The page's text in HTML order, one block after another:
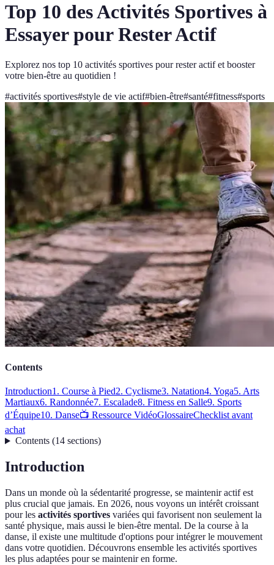
Top 10 des Activités Sportives à
Essayer pour Rester Actif
Explorez nos top 10 activités sportives pour rester actif et booster
votre bien-être au quotidien !
#activités sportives#style de vie actif#bien-être#santé#fitness#sports
Contents
Introduction1. Course à Pied2. Cyclisme3. Natation4. Yoga5. Arts
Martiaux6. Randonnée7. Escalade8. Fitness en Salle9. Sports
d’Équipe10. Danse📺 Ressource VidéoGlossaireChecklist avant
achat
Contents(14 sections)
Introduction
Dans un monde où la sédentarité progresse, se maintenir actif est
plus crucial que jamais. En 2026, nous voyons un intérêt croissant
pour les activités sportives variées qui favorisent non seulement la
santé physique, mais aussi le bien-être mental. De la course à la
danse, il existe une multitude d'options pour intégrer le mouvement
dans votre quotidien. Découvrons ensemble les activités sportives
les plus adaptées pour se maintenir en forme.